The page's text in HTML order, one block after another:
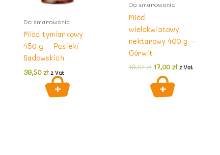
Do smarowania
Miód tymiankowy
450 g – Pasieki
Sadowskich
39,50zł z Vat
Do smarowania
Miód
wielokwiatowy
nektarowy 400 g –
Górwit
19,01zł Pierwotna
cena
wynosiła:
19,01 zł.
17,00złAktualna
z Vat